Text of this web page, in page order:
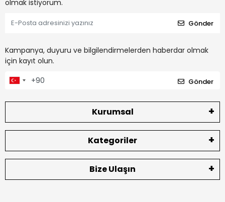
olmak istiyorum.
Gönder
Kampanya, duyuru ve bilgilendirmelerden haberdar olmak
için kayıt olun.
Gönder
Kurumsal
Kategoriler
Bize Ulaşın